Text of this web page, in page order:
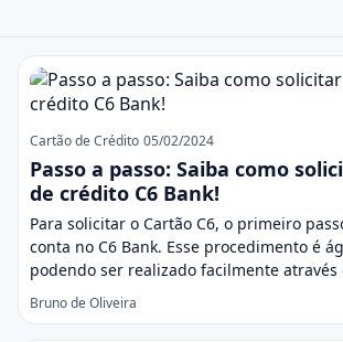
Investimentos
Legal
Pressione Enter para buscar ou ESC
Cartão C6
Cartão de Crédito 05/02/2024
Passo a passo: Saiba como
de crédito C6 Bank!
Para solicitar o Cartão C6, o primeiro
conta no C6 Bank. Esse procedimento é
podendo ser realizado facilmente
Bruno de Oliveira